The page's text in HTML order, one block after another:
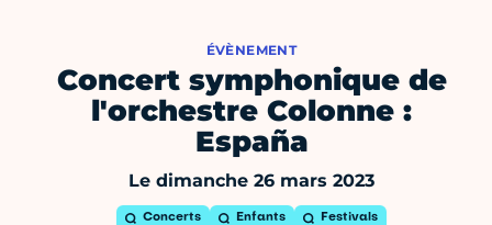
ÉVÈNEMENT
Concert symphonique de
l'orchestre Colonne :
España
Le dimanche 26 mars 2023
Concerts Enfants Festivals